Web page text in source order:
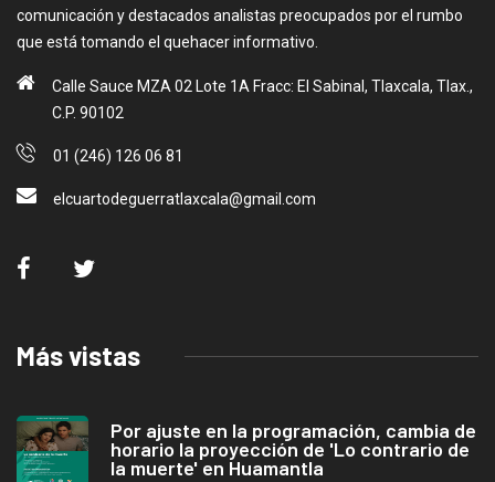
comunicación y destacados analistas preocupados por el rumbo
que está tomando el quehacer informativo.
Calle Sauce MZA 02 Lote 1A Fracc: El Sabinal, Tlaxcala, Tlax.,
C.P. 90102
01 (246) 126 06 81
elcuartodeguerratlaxcala@gmail.com
Más vistas
Por ajuste en la programación, cambia de
horario la proyección de 'Lo contrario de
la muerte' en Huamantla